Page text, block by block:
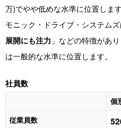
万)でやや低めな水準に位置しま
モニック・ドライブ・システム
展開にも注力 」などの特徴があ
は一般的な水準に位置します。
社員数
個
従業員数